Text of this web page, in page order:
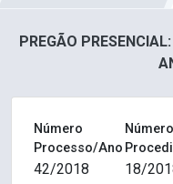
PREGÃO
Número
Processo/Ano
Número